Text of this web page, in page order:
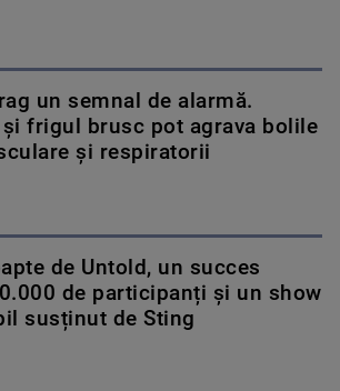
un semnal de alarmă.
și frigul brusc pot agrava bolile
și respiratorii
de Untold, un succes
de participanți și un show
susținut de Sting